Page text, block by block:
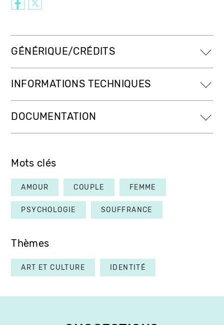
GÉNÉRIQUE/CRÉDITS
INFORMATIONS TECHNIQUES
DOCUMENTATION
Mots clés
AMOUR COUPLE FEMME
PSYCHOLOGIE SOUFFRANCE
Thèmes
ART ET CULTURE IDENTITÉ